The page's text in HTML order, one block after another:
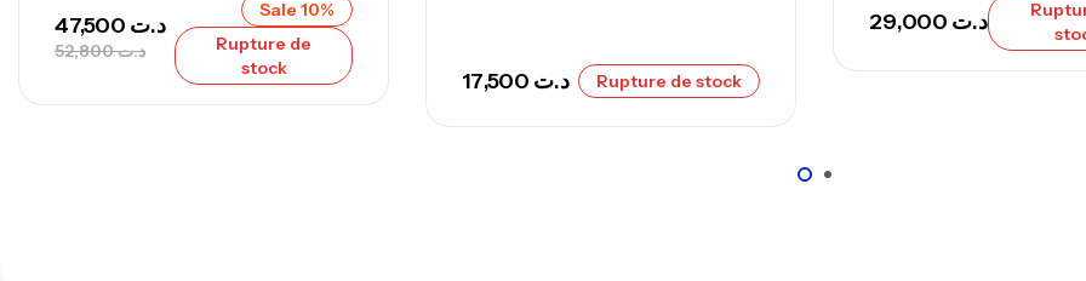
د.ت52,800
د.ت
Sale 10%
Rupture de
stock
د.ت Rupture de stock
د.ت